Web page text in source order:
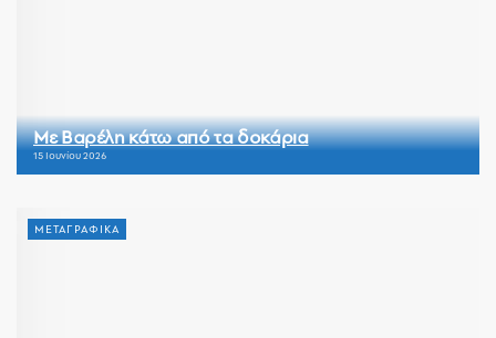
Με Βαρέλη κάτω από τα δοκάρια
15 Ιουνίου 2026
ΜΕΤΑΓΡΑΦΙΚΑ